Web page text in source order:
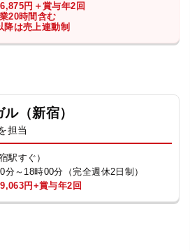
円＋賞与年2回
20時間含む
は売上連動制
（新宿）
担当
駅すぐ）
分～18時00分（完全週休2日制）
円+賞与年2回